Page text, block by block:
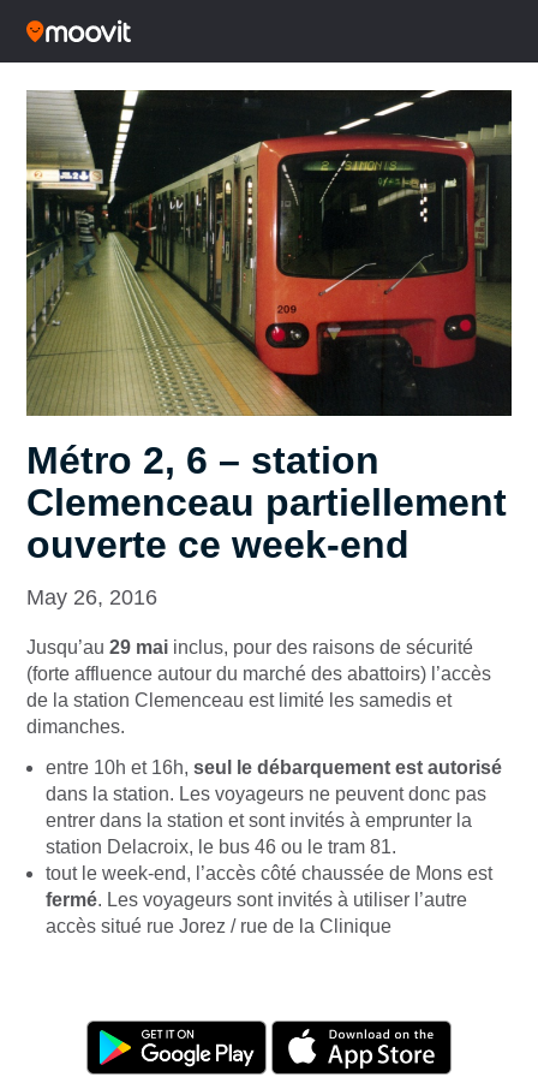
Métro 2, 6 – station
Clemenceau partiellement
ouverte ce week-end
May 26, 2016
Jusqu’au 29 mai inclus, pour des raisons de sécurité
(forte affluence autour du marché des abattoirs) l’accès
de la station Clemenceau est limité les samedis et
dimanches.
entre 10h et 16h, seul le débarquement est autorisé
dans la station. Les voyageurs ne peuvent donc pas
entrer dans la station et sont invités à emprunter la
station Delacroix, le bus 46 ou le tram 81.
tout le week-end, l’accès côté chaussée de Mons est
fermé. Les voyageurs sont invités à utiliser l’autre
accès situé rue Jorez / rue de la Clinique